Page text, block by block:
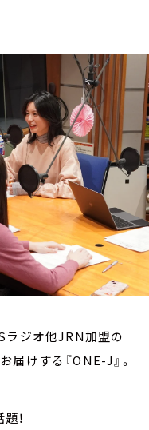
ジオ他JRN加盟の
けする『ONE-J』。
！